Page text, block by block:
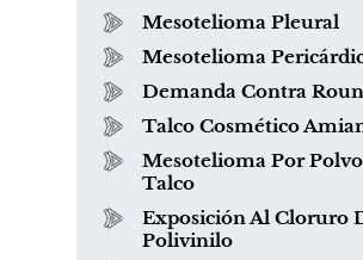
Mesotelioma Pleural
Mesotelioma
Demanda Contra
Talco Cosmético
Mesotelioma Por
Talco
Exposición Al Cloruro
Polivinilo